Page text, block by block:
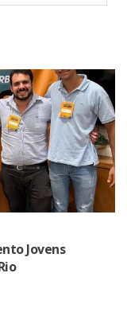
Jovens